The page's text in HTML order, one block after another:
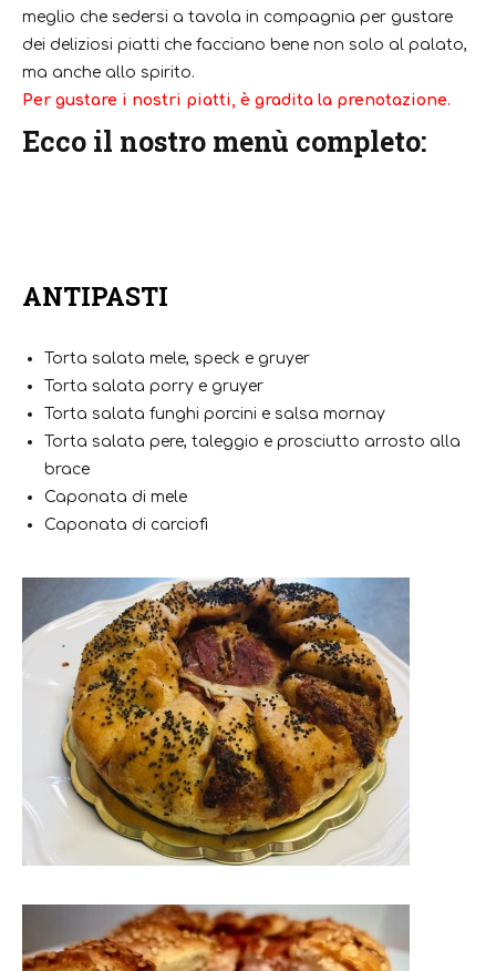
meglio che sedersi a tavola in compagnia per gustare
dei deliziosi piatti che facciano bene non solo al palato,
ma anche allo spirito.
Per gustare i nostri piatti, è gradita la prenotazione.
Ecco il nostro menù completo:
ANTIPASTI
Torta salata mele, speck e gruyer
Torta salata porry e gruyer
Torta salata funghi porcini e salsa mornay
Torta salata pere, taleggio e prosciutto arrosto alla
brace
Caponata di mele
Caponata di carciofi